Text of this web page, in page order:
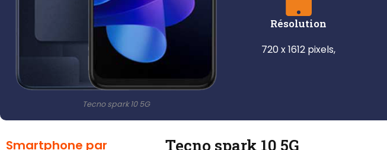
Tecno spark 10 5G
Résolution
720 x 1612 pixels,
Smartphone par
Tecno spark 10 5G